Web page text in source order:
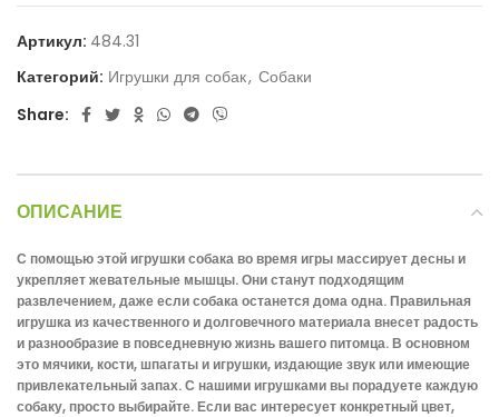
Артикул: 484.31
Категорий: Игрушки для собак, Собаки
Share:
ОПИСАНИЕ
С помощью этой игрушки собака во время игры массирует десны и
укрепляет жевательные мышцы. Они станут подходящим
развлечением, даже если собака останется дома одна. Правильная
игрушка из качественного и долговечного материала внесет радость
и разнообразие в повседневную жизнь вашего питомца. В основном
это мячики, кости, шпагаты и игрушки, издающие звук или имеющие
привлекательный запах. С нашими игрушками вы порадуете каждую
собаку, просто выбирайте. Если вас интересует конкретный цвет,